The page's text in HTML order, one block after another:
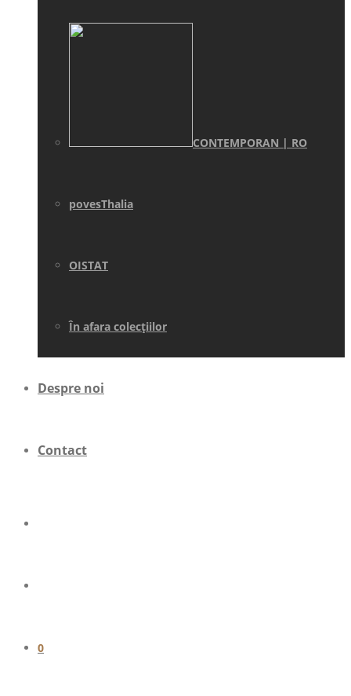
CONTEMPORAN | RO
povesThalia
OISTAT
În afara colecţiilor
Despre noi
Contact
0